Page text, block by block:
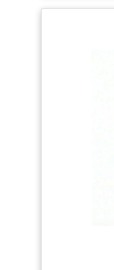
brillant…
l'Huile
au long
et
l’Huile
est à
SERVICE